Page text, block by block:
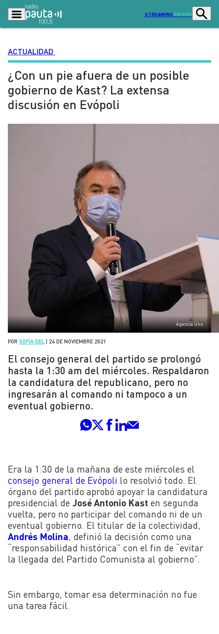
STREAMING EN VIVO
Podcasts Programas
Lo Último
Ciudad
Entretención y Cultura
Dato en Pauta
Contenido Patrocinado
ACTUALIDAD
¿Con un pie afuera de un posible
gobierno de Kast? La extensa
discusión en Evópoli
Agencia Uno
POR SOFIA DEL 24 DE NOVIEMBRE 2021
El consejo general del partido se prolongó
hasta la 1:30 am del miércoles. Respaldaron
la candidatura del republicano, pero no
ingresarán al comando ni tampoco a un
eventual gobierno.
Era la 1:30 de la mañana de este miércoles el
consejo general de Evópoli lo resolvió todo. El
órgano del partido aprobó apoyar la candidatura
presidencial de José Antonio Kast en segunda
vuelta, pero no participar del comando ni de un
eventual gobierno. El titular de la colectividad,
Andrés Molina , definió la decisión como una
“responsabilidad histórica” con el fin de “evitar
la llegada del Partido Comunista al gobierno”.
Sin embargo, tomar esa determinación no fue
una tarea fácil.